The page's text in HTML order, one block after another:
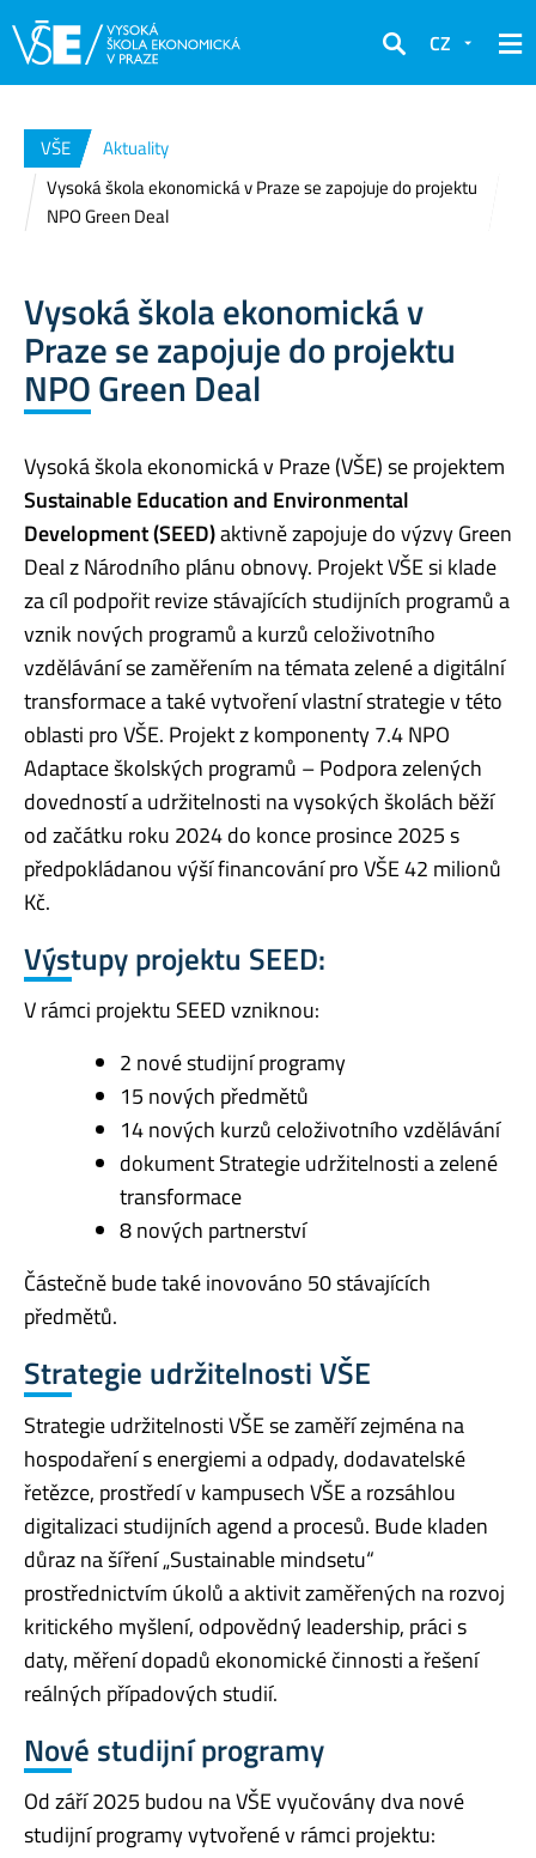
Hledat
CZ
VŠE
Aktuality
Vysoká škola ekonomická v Praze se zapojuje do projektu
NPO Green Deal
Vysoká škola ekonomická v
Praze se zapojuje do projektu
NPO Green Deal
Vysoká škola ekonomická v Praze (VŠE) se projektem
Sustainable Education and Environmental
Development (SEED)aktivně zapojuje do výzvy Green
Deal z Národního plánu obnovy. Projekt VŠE si klade
za cíl podpořit revize stávajících studijních programů a
vznik nových programů a kurzů celoživotního
vzdělávání se zaměřením na témata zelené a digitální
transformace a také vytvoření vlastní strategie v této
oblasti pro VŠE. Projekt z komponenty 7.4 NPO
Adaptace školských programů – Podpora zelených
dovedností a udržitelnosti na vysokých školách běží
od začátku roku 2024 do konce prosince 2025 s
předpokládanou výší financování pro VŠE 42 milionů
Kč.
Výstupy projektu SEED:
V rámci projektu SEED vzniknou:
2 nové studijní programy
15 nových předmětů
14 nových kurzů celoživotního vzdělávání
dokument Strategie udržitelnosti a zelené
transformace
8 nových partnerství
Částečně bude také inovováno 50 stávajících
předmětů.
Strategie udržitelnosti VŠE
Strategie udržitelnosti VŠE se zaměří zejména na
hospodaření s energiemi a odpady, dodavatelské
řetězce, prostředí v kampusech VŠE a rozsáhlou
digitalizaci studijních agend a procesů. Bude kladen
důraz na šíření „Sustainable mindsetu“
prostřednictvím úkolů a aktivit zaměřených na rozvoj
kritického myšlení, odpovědný leadership, práci s
daty, měření dopadů ekonomické činnosti a řešení
reálných případových studií.
Nové studijní programy
Od září 2025 budou na VŠE vyučovány dva nové
studijní programy vytvořené v rámci projektu: